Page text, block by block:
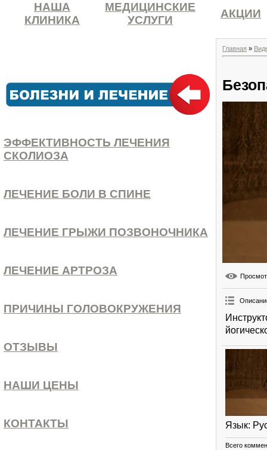
НАША
КЛИНИКА
МЕДИЦИНСКИЕ
УСЛУГИ
АКЦИИ
ЭФФЕКТИВНОСТЬ ЛЕЧЕНИЯ
СКОЛИОЗА
ЛЕЧЕНИЕ БОЛИ В СПИНЕ
ЛЕЧЕНИЕ ГРЫЖИ ПОЗВОНОЧНИКА
ЛЕЧЕНИЕ АРТРОЗА
ПРИЧИНЫ ГОЛОВОКРУЖЕНИЯ
ОТЗЫВЫ
НАШИ ЦЕНЫ
КОНТАКТЫ
Главная »
Язык:
Всего